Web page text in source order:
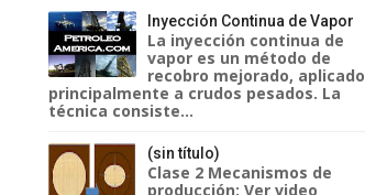
Inyección Continua de Vapor
La inyección continua de
vapor es un método de
recobro mejorado, aplicado
principalmente a crudos pesados. La
técnica consiste...
(sin título)
Clase 2 Mecanismos de
producción: Ver video